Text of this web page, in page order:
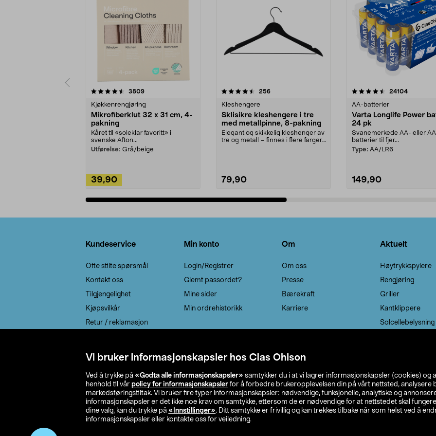
Vi bruker informasjonskapsler hos Clas Ohlson
Ved å trykke på «Godta alle informasjonskapsler» samtykker du i at vi lagrer informasjonskapsler (cookies) og
henhold til vår policy for informasjonskapsler for å forbedre brukeropplevelsen din på vårt nettsted, analysere
markedsføringstiltak. Vi bruker fire typer informasjonskapsler: nødvendige, funksjonelle, analytiske og
informasjonskapsler er det ikke noe krav om samtykke, ettersom de er nødvendige for at nettstedet skal
dine valg, kan du trykke på «Innstillinger». Ditt samtykke er frivillig og kan trekkes tilbake når som helst ved å
informasjonskapsler eller kontakte oss for veiledning.
3809anmeldelser
Kjøkkenrengjøring
Mikrofiberklut 32 x 31 cm, 4-
pakning
Kåret til «soleklar favoritt» i
svenske Afton...
Utførelse: Grå/beige
39,90
4.5av 5 stjerner 256anmeldelser
Kleshengere
Sklisikre kleshengere i tre
med metallpinne, 8-pakning
Elegant og skikkelig kleshenger av
tre og metall – finnes i flere farger.
79,90
4.5av 5 stjerner 24104
AA-batterier
Varta Longlife Power
24 pk
Svanemerkede AA- eller
batterier til fjer...
Type: AA/LR6
149,90
4.5av 5 stjerner
Kundeservice
Ofte stilte spørsmål
Kontakt oss
Tilgjengelighet
Kjøpsvilkår
Retur / reklamasjon
Min konto
Login/Registrer
Glemt passordet?
Mine sider
Min ordrehistorikk
Om
Om oss
Presse
Bærekraft
Karriere
Aktuelt
Høytrykkspylere
Rengjøring
Griller
Kantklippere
Solcellebelysning